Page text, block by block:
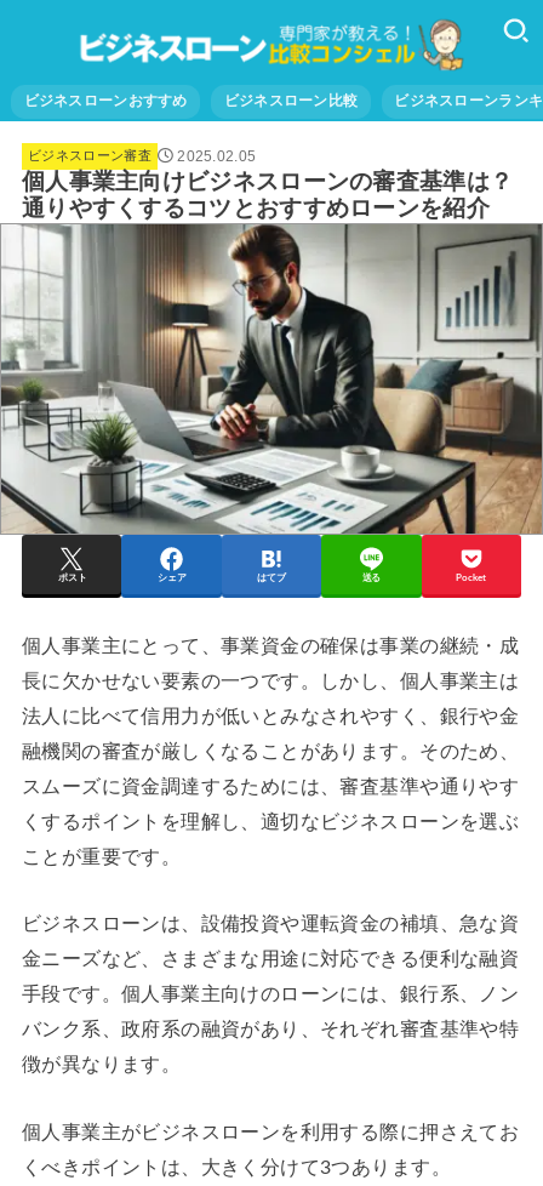
ビジネスローンおすすめ ビジネスローン比較 ビジネスローンラン
ビジネスローン審査 2025.02.05
個人事業主向けビジネスローンの審査基準は？
通りやすくするコツとおすすめローンを紹介
ポスト シェア はてブ 送る Pocket
個人事業主にとって、事業資金の確保は事業の継続・成
長に欠かせない要素の一つです。しかし、個人事業主は
法人に比べて信用力が低いとみなされやすく、銀行や金
融機関の審査が厳しくなることがあります。そのため、
スムーズに資金調達するためには、審査基準や通りやす
くするポイントを理解し、適切なビジネスローンを選ぶ
ことが重要です。
ビジネスローンは、設備投資や運転資金の補填、急な資
金ニーズなど、さまざまな用途に対応できる便利な融資
手段です。個人事業主向けのローンには、銀行系、ノン
バンク系、政府系の融資があり、それぞれ審査基準や特
徴が異なります。
個人事業主がビジネスローンを利用する際に押さえてお
くべきポイントは、大きく分けて3つあります。